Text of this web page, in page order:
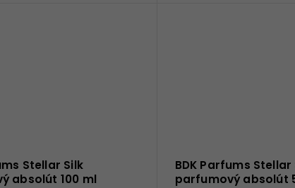
Stellar Silk
absolút 100 ml
BDK Parfums Stellar
parfumový absolút